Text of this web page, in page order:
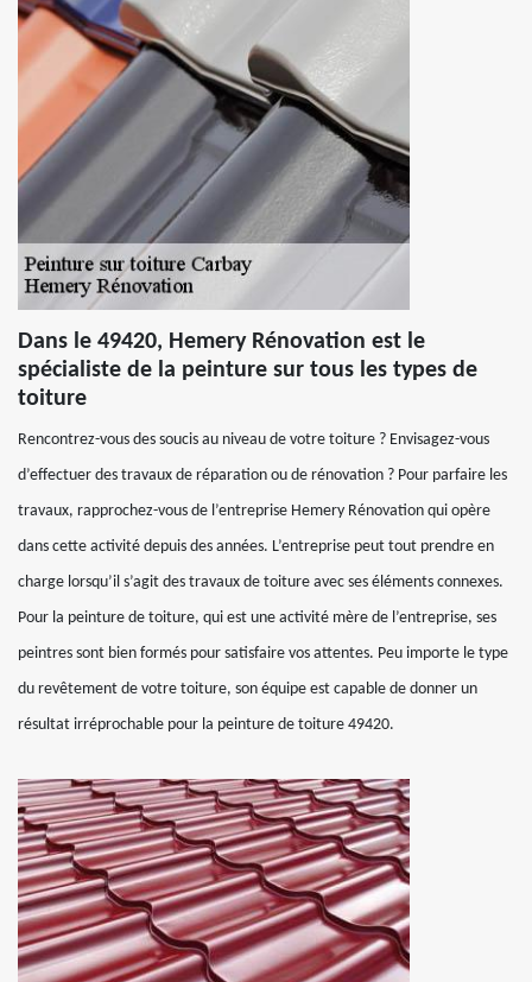
Dans le 49420, Hemery Rénovation est le
spécialiste de la peinture sur tous les types de
toiture
Rencontrez-vous des soucis au niveau de votre toiture ? Envisagez-vous
d’effectuer des travaux de réparation ou de rénovation ? Pour parfaire les
travaux, rapprochez-vous de l’entreprise Hemery Rénovation qui opère
dans cette activité depuis des années. L’entreprise peut tout prendre en
charge lorsqu’il s’agit des travaux de toiture avec ses éléments connexes.
Pour la peinture de toiture, qui est une activité mère de l’entreprise, ses
peintres sont bien formés pour satisfaire vos attentes. Peu importe le type
du revêtement de votre toiture, son équipe est capable de donner un
résultat irréprochable pour la peinture de toiture 49420.